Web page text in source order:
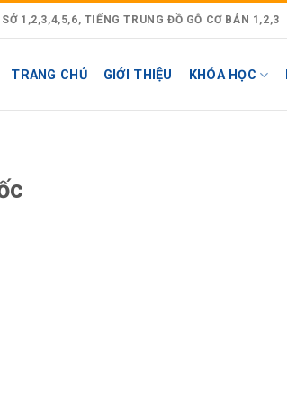
1,2,3,4,5,6, TIẾNG TRUNG ĐỒ GỖ CƠ BẢN 1,2,3
TRANG CHỦ GIỚI THIỆU KHÓA HỌC